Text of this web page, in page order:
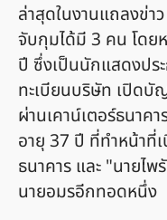
ล่าสุดในงานแถลงข่า
จับกุมได้มี 3 คน โดย
ปี ซึ่งเป็นนักแสดงปร
ทะเบียนบริษัท เปิดบั
ผ่านเคาน์เตอร์ธนาค
อายุ 37 ปี ที่ทำหน้าที่
ธนาคาร และ "นายไ
นายอมรอีกทอดหนึ่ง